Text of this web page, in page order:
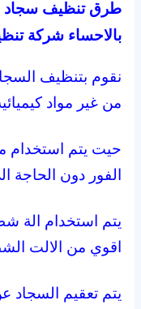
طرق تنظيف سجاد
بالاحساء شركة
نقوم بتنظيف
من غير مواد
حيت يتم استخدام
الفور دون الحاجة
يتم استخدام
اقوي من الالت
يتم تعقيم السجاد